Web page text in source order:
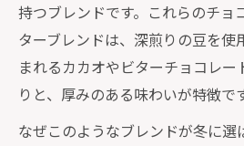
持つブレンドです。これらのチョ
ターブレンドは、深煎りの豆を使
まれるカカオやビターチョコレー
りと、厚みのある味わいが特徴で
なぜこのようなブレンドが冬に選